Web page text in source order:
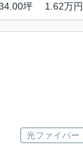
坪 1.62万円
光ファイバー